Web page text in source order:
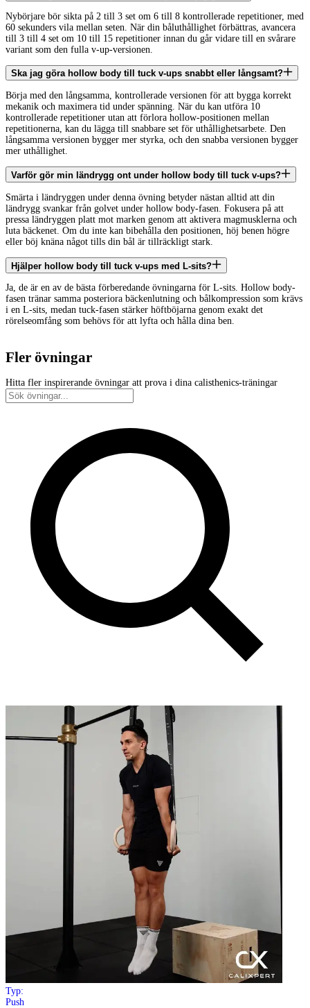
Nybörjare bör sikta på 2 till 3 set om 6 till 8 kontrollerade repetitioner, med
60 sekunders vila mellan seten. När din båluthållighet förbättras, avancera
till 3 till 4 set om 10 till 15 repetitioner innan du går vidare till en svårare
variant som den fulla v-up-versionen.
Ska jag göra hollow body till tuck v-ups snabbt eller långsamt?
Börja med den långsamma, kontrollerade versionen för att bygga korrekt
mekanik och maximera tid under spänning. När du kan utföra 10
kontrollerade repetitioner utan att förlora hollow-positionen mellan
repetitionerna, kan du lägga till snabbare set för uthållighetsarbete. Den
långsamma versionen bygger mer styrka, och den snabba versionen bygger
mer uthållighet.
Varför gör min ländrygg ont under hollow body till tuck v-ups?
Smärta i ländryggen under denna övning betyder nästan alltid att din
ländrygg svankar från golvet under hollow body-fasen. Fokusera på att
pressa ländryggen platt mot marken genom att aktivera magmusklerna och
luta bäckenet. Om du inte kan bibehålla den positionen, höj benen högre
eller böj knäna något tills din bål är tillräckligt stark.
Hjälper hollow body till tuck v-ups med L-sits?
Ja, de är en av de bästa förberedande övningarna för L-sits. Hollow body-
fasen tränar samma posteriora bäckenlutning och bålkompression som krävs
i en L-sits, medan tuck-fasen stärker höftböjarna genom exakt det
rörelseomfång som behövs för att lyfta och hålla dina ben.
Fler övningar
Hitta fler inspirerande övningar att prova i dina calisthenics-träningar
Typ:
Push